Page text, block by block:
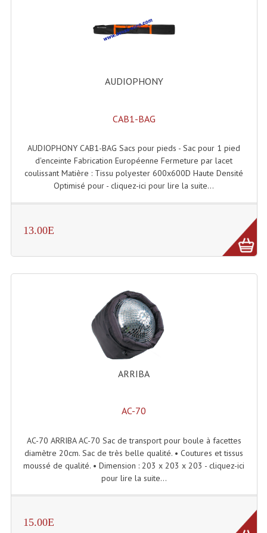
Retours De Scène
Enceintes (Ecoutes De Studio)
Enceintes Autonomes Portables Amplifiées
Enceintes Hifi
Filtres Passifs
Haut-Parleurs Amplis Guitare
Moteurs Pavillons Pour Enceinte
Platines Disque Vinyles
Lecteurs Cd À Plats
Lecteurs Cd À Plats Lecteur MP3
AUDIOPHONY
CAB1-BAG
AUDIOPHONY CAB1-BAG Sacs pour pieds - Sac pour 1 pied
d'enceinte Fabrication Européenne Fermeture par lacet
coulissant Matière : Tissu polyester 600x600D Haute Densité
Optimisé pour - cliquez-ici pour lire la suite...
13.00E
ARRIBA
AC-70
AC-70 ARRIBA AC-70 Sac de transport pour boule à facettes
diamètre 20cm. Sac de très belle qualité. • Coutures et tissus
moussé de qualité. • Dimension : 203 x 203 x 203 - cliquez-ici
pour lire la suite...
15.00E